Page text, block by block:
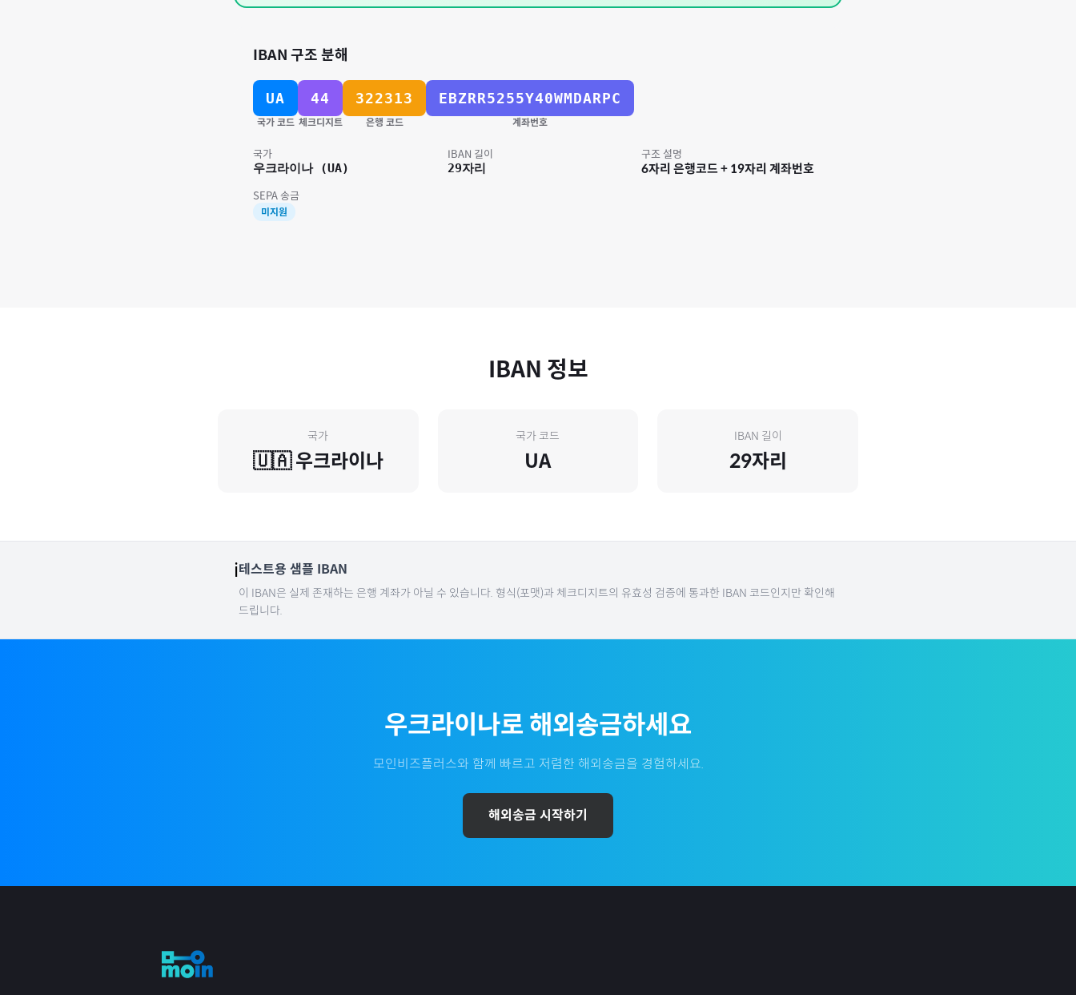
IBAN 구조 분해
UA
국가 코드
44
체크디지트
322313
은행 코드
EBZRR5255Y40WMDARPC
계좌번호
국가
우크라이나(UA)
IBAN 길이
29자리
구조 설명
6자리 은행코드 + 19자리 계좌번호
SEPA 송금
미지원
IBAN 정보
국가
🇺🇦 우크라이나
국가 코드
UA
IBAN 길이
29자리
ℹ️테스트용 샘플 IBAN
이 IBAN은 실제 존재하는 은행 계좌가 아닐 수 있습니다. 형식(포맷)과 체크디지트의 유효성 검증에 통과한 IBAN 코드인지만 확인해
드립니다.
우크라이나로 해외송금하세요
모인비즈플러스와 함께 빠르고 저렴한 해외송금을 경험하세요.
해외송금 시작하기